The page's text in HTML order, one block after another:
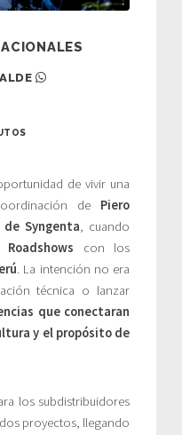
de vivir una
de Piero
Syngenta, cuando
Roadshows con los
. La intención no era
técnica o lanzar
que conectaran
y el propósito de
los subdistribuidores
proyectos, llegando